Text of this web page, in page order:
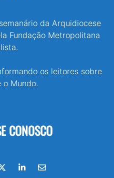
da Arquidiocese
Fundação Metropolitana
os leitores sobre
o Mundo.
CONOSCO